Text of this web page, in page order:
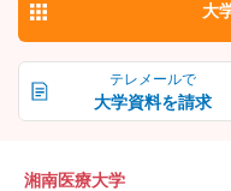
テレメールで
大学資料を請求
大
湘南医療大学